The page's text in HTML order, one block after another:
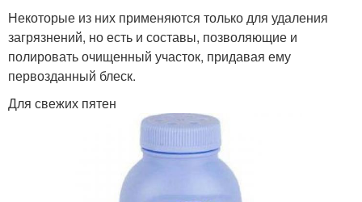
Некоторые из них применяются только для удаления
загрязнений, но есть и составы, позволяющие и
полировать очищенный участок, придавая ему
первозданный блеск.
Для свежих пятен